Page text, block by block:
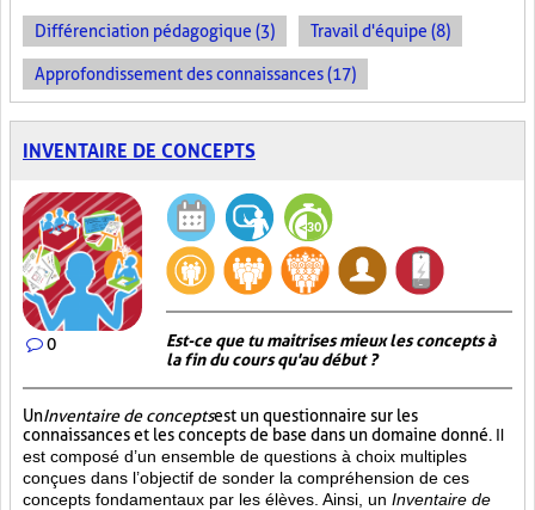
Différenciation pédagogique (3) Travail d'équipe (8)
Approfondissement des connaissances (17)
INVENTAIRE DE CONCEPTS
0
Est-ce que tu maitrises mieux les concepts à
la fin du cours qu'au début ?
UnInventaire de conceptsest un questionnaire sur les
connaissances et les concepts de base dans un domaine donné. Il
est composé d’un ensemble de questions à choix multiples
conçues dans l’objectif de sonder la compréhension de ces
concepts fondamentaux par les élèves. Ainsi, un Inventaire de